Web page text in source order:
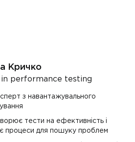
Кричко
in performance testing
з навантажувального
тести на ефективність і
процеси для пошуку проблем